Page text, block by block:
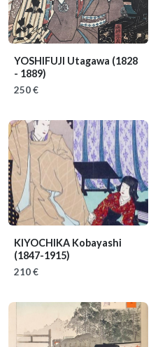
YOSHIFUJI Utagawa (1828
- 1889)
250 €
KIYOCHIKA Kobayashi
(1847-1915)
210 €